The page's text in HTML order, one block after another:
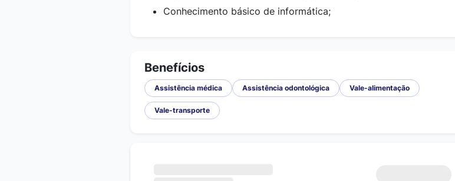
Conhecimento básico de informática;
Benefícios
Assistência médica Assistência odontológica Vale-alimentação
Vale-transporte